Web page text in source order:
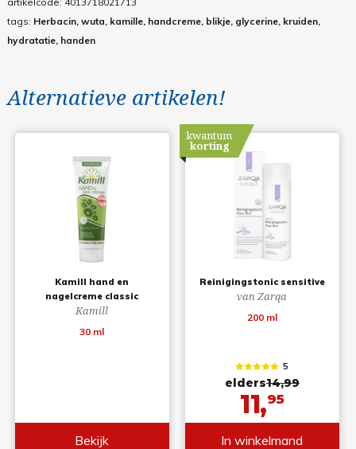
tags: Herbacin, wuta, kamille, handcreme, blikje, glycerine, kruiden,
hydratatie, handen
Alternatieve artikelen!
Kamill hand en
nagelcreme classic
Kamill
30 ml
Bekijk
Reinigingstonic sensitive
van Zarqa
200 ml
kwantum
korting
5
elders14,99
11,95
In winkelmand